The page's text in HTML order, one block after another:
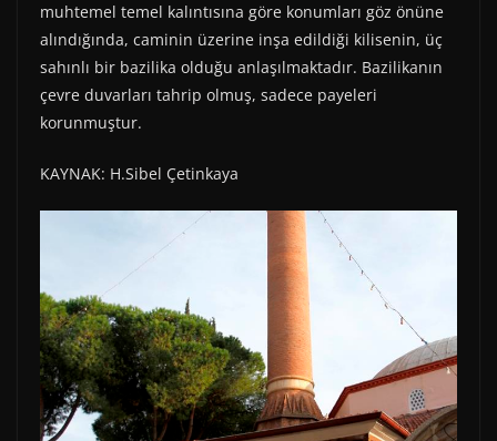
muhtemel temel kalıntısına göre konumları göz önüne
alındığında, caminin üzerine inşa edildiği kilisenin, üç
sahınlı bir bazilika olduğu anlaşılmaktadır. Bazilikanın
çevre duvarları tahrip olmuş, sadece payeleri
korunmuştur.
KAYNAK: H.Sibel Çetinkaya